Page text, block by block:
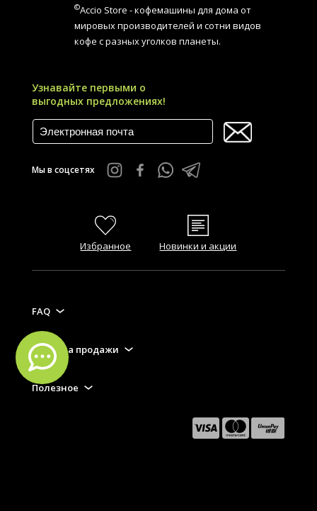
©Accio Store - кофемашины для дома от
мировых производителей и сотни видов
кофе с разных уголков планеты.
Узнавайте первыми о
выгодных предложениях!
Мы в соцсетях
Избранное Новинки и акции
FAQ
Правила продажи
Полезное